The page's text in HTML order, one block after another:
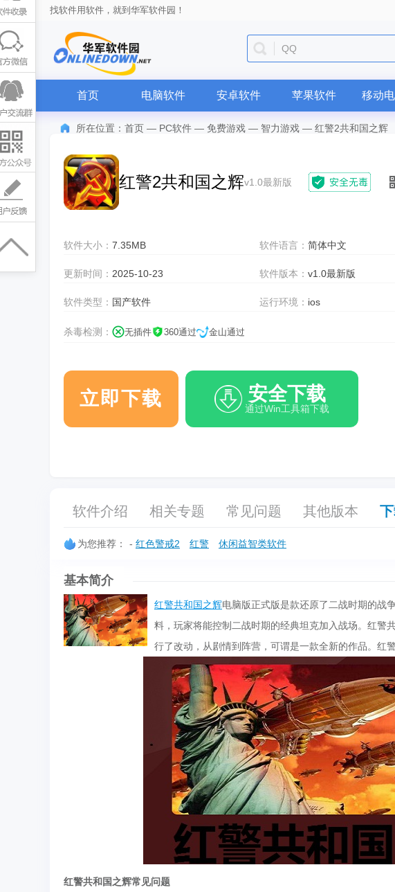
找软件用软件，就到华军软件园！
QQ
首页 电脑软件 安卓软件 苹果软件 移动
所在位置： 首页 — PC软件 — 免费游戏 — 智力游戏 — 红警2共和国之辉
红警2共和国之辉v1.0最新版
软件大小： 7.35MB 软件语言：简体中文
更新时间： 2025-10-23 软件版本：v1.0最新版
软件类型： 国产软件 运行环境： ios
杀毒检测： 无插件 360通过 金山通过
立即下载 安全下载
通过Win工具箱下载
软件介绍 相关专题 常见问题 其他版本
为您推荐： - 红色警戒2 红警 休闲益智类软件
基本简介
红警共和国之辉电脑版正式版是款还原了二战时期的战
料，玩家将能控制二战时期的经典坦克加入战场。红警
行了改动，从剧情到阵营，可谓是一款全新的作品。红
红警共和国之辉常见问题